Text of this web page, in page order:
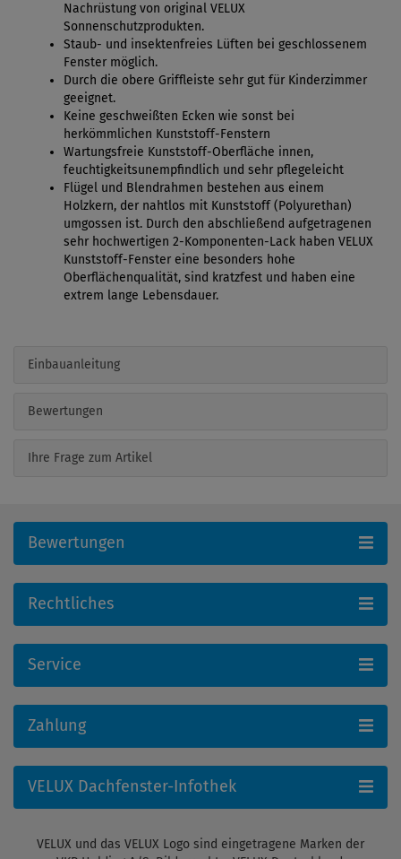
Nachrüstung von original VELUX
Sonnenschutzprodukten.
Staub- und insektenfreies Lüften bei geschlossenem
Fenster möglich.
Durch die obere Griffleiste sehr gut für Kinderzimmer
geeignet.
Keine geschweißten Ecken wie sonst bei
herkömmlichen Kunststoff-Fenstern
Wartungsfreie Kunststoff-Oberfläche innen,
feuchtigkeitsunempfindlich und sehr pflegeleicht
Flügel und Blendrahmen bestehen aus einem
Holzkern, der nahtlos mit Kunststoff (Polyurethan)
umgossen ist. Durch den abschließend aufgetragenen
sehr hochwertigen 2-Komponenten-Lack haben VELUX
Kunststoff-Fenster eine besonders hohe
Oberflächenqualität, sind kratzfest und haben eine
extrem lange Lebensdauer.
Einbauanleitung
Bewertungen
Ihre Frage zum Artikel
Bewertungen
Rechtliches
Service
Zahlung
VELUX Dachfenster-Infothek
VELUX und das VELUX Logo sind eingetragene Marken der